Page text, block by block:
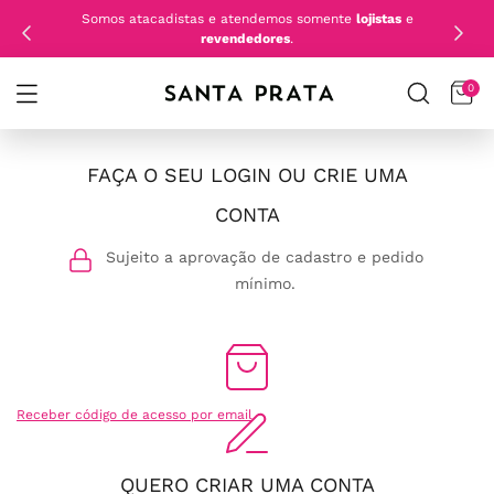
Somos atacadistas e atendemos somente lojistase
revendedores.
0
FAÇA O SEU LOGIN OU CRIE UMA
CONTA
Sujeito a aprovação de cadastro e pedido
mínimo.
Receber código de acesso por email
QUERO CRIAR UMA CONTA